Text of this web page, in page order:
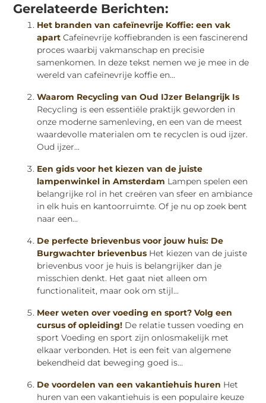
Gerelateerde Berichten:
Het branden van cafeïnevrije Koffie: een vak
apart Cafeïnevrije koffiebranden is een fascinerend
proces waarbij vakmanschap en precisie
samenkomen. In deze tekst nemen we je mee in de
wereld van cafeïnevrije koffie en...
Waarom Recycling van Oud IJzer Belangrijk Is
Recycling is een essentiële praktijk geworden in
onze moderne samenleving, en een van de meest
waardevolle materialen om te recyclen is oud ijzer.
Oud ijzer...
Een gids voor het kiezen van de juiste
lampenwinkel in Amsterdam Lampen spelen een
belangrijke rol in het creëren van sfeer en ambiance
in elk huis en kantoorruimte. Of je nu op zoek bent
naar een...
De perfecte brievenbus voor jouw huis: De
Burgwachter brievenbus Het kiezen van de juiste
brievenbus voor je huis is belangrijker dan je
misschien denkt. Het gaat niet alleen om
functionaliteit, maar ook om stijl...
Meer weten over voeding en sport? Volg een
cursus of opleiding! De relatie tussen voeding en
sport Voeding en sport zijn onlosmakelijk met
elkaar verbonden. Het is een feit van algemene
bekendheid dat beweging goed is...
De voordelen van een vakantiehuis huren Het
huren van een vakantiehuis is een populaire keuze